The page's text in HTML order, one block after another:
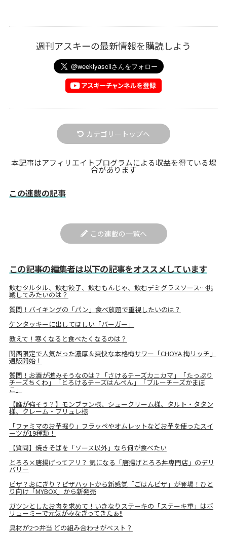
週刊アスキーの最新情報を購読しよう
カテゴリートップへ
本記事はアフィリエイトプログラムによる収益を得ている場
合があります
この連載の記事
この連載の一覧へ
この記事の編集者は以下の記事をオススメしています
飲むタルタル、飲む餃子、飲むもんじゃ、飲むデミグラスソース…挑
戦してみたいのは？
質問！バイキングの「パン」食べ放題で重視したいのは？
ケンタッキーに出してほしい「バーガー」
教えて！寒くなると食べたくなるのは？
関西限定で人気だった濃厚＆爽快な本格梅サワー「CHOYA 梅リッチ」
通販開始！
質問！お酒が進みそうなのは？「さけるチーズカニカマ」「たっぷり
チーズちくわ」「とろけるチーズはんぺん」「ブルーチーズかまぼ
こ」
【誰が強そう？】モンブラン様、シュークリーム様、タルト・タタン
様、クレーム・ブリュレ様
「ファミマのお芋掘り」フラッペやオムレットなどお芋を使ったスイ
ーツが19種類！
【質問】焼きそばを「ソース以外」なら何が食べたい
とろろ×唐揚げってアリ？ 気になる「唐揚げとろろ丼専門店」のデリ
バリー
ピザ？おにぎり？ピザハットから新感覚「ごはんピザ」が登場！ひと
り向け「MYBOX」から新発売
ガツンとしたお肉を求めて！いきなりステーキの「ステーキ重」はボ
リューミーで元気がみなぎってきたぁ!!
具材が2つ弁当 どの組み合わせがベスト？